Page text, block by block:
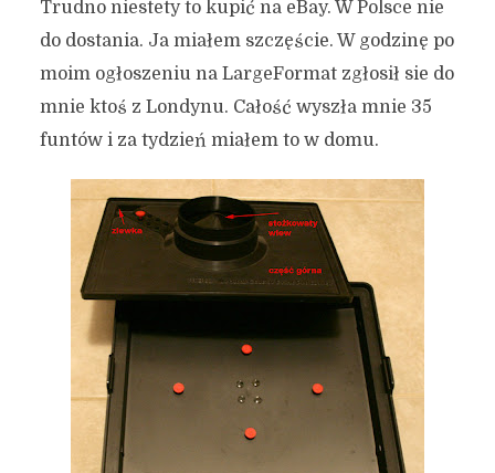
Trudno niestety to kupić na eBay. W Polsce nie
do dostania. Ja miałem szczęście. W godzinę po
moim ogłoszeniu na LargeFormat zgłosił sie do
mnie ktoś z Londynu. Całość wyszła mnie 35
funtów i za tydzień miałem to w domu.